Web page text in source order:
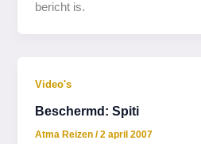
bericht is.
Video's
Beschermd: Spiti
Atma Reizen/2 april 2007